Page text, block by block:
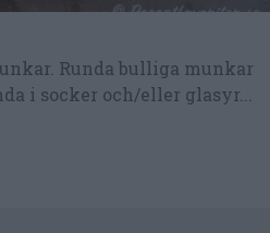
Runda bulliga munkar
i socker och/eller glasyr...